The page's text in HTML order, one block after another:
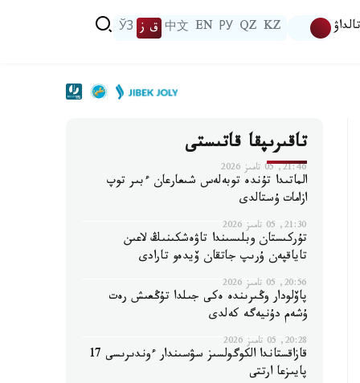
تالداۋ KZ
QZ
РУ
EN
中文 ق ز ЎЗ
تاقىرىپقا قاتىستى
21:46, 05 تامىز 2026
الماتىدا تۇندە توبەلەس شىعارعان ءبىر توپ
ازامات ۇستالدى
21:30, 05 تامىز 2026
تۇركىستان وبلىسىندا تاۋەشكىنىڭ لاعىن
تاياقپەن ۇرىپ جاتقان ۆيدەو تارادى
20:56, 05 تامىز 2026
پاۆلودار وڭىرىندە ەكى جىلدا تۇڭعىش رەت
ۇشەم دۇنيەگە كەلدى
20:28, 05 تامىز 2026
قازاقستاندا الكوگولسىز سۋسىندار ءوندىرىسى 17
پايىزعا ارتتى